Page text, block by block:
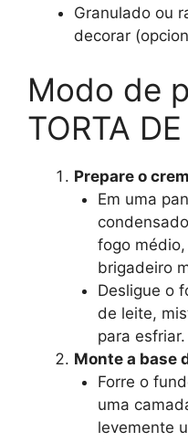
Granulado ou
decorar
Modo de
TORTA
Prepare o
Em uma
fogo
brigadeiro
Desligue o
de leite,
para esfriar.
Monte a base
Forre o
uma
levemente